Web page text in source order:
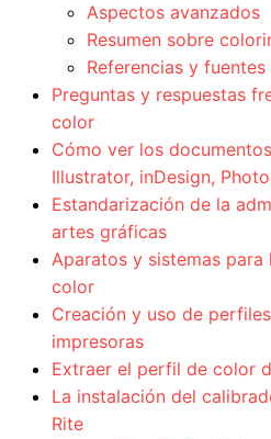
Aspectos avanzados
Resumen sobre
Referencias y
Preguntas y respuestas
color
Cómo ver los
Illustrator, inDesign,
Estandarización de la
artes gráficas
Aparatos y sistemas
color
Creación y uso de
impresoras
Extraer el perfil de color
La instalación del
Rite